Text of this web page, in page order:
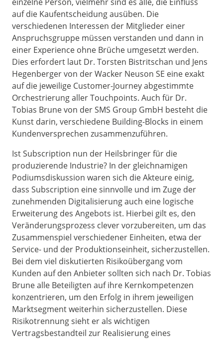
auf die Kaufentscheidung ausüben. Die
verschiedenen Interessen der Mitglieder einer
Anspruchsgruppe müssen verstanden und dann in
einer Experience ohne Brüche umgesetzt werden.
Dies erfordert laut Dr. Torsten Bistritschan und Jens
Hegenberger von der Wacker Neuson SE eine exakt
auf die jeweilige Customer-Journey abgestimmte
Orchestrierung aller Touchpoints. Auch für Dr.
Tobias Brune von der SMS Group GmbH besteht die
Kunst darin, verschiedene Building-Blocks in einem
Kundenversprechen zusammenzuführen.
Ist Subscription nun der Heilsbringer für die
produzierende Industrie? In der gleichnamigen
Podiumsdiskussion waren sich die Akteure einig,
dass Subscription eine sinnvolle und im Zuge der
zunehmenden Digitalisierung auch eine logische
Erweiterung des Angebots ist. Hierbei gilt es, den
Veränderungsprozess clever vorzubereiten, um das
Zusammenspiel verschiedener Einheiten, etwa der
Service- und der Produktionseinheit, sicherzustellen.
Bei dem viel diskutierten Risikoübergang vom
Kunden auf den Anbieter sollten sich nach Dr. Tobias
Brune alle Beteiligten auf ihre Kernkompetenzen
konzentrieren, um den Erfolg in ihrem jeweiligen
Marktsegment weiterhin sicherzustellen. Diese
Risikotrennung sieht er als wichtigen
Vertragsbestandteil zur Realisierung eines